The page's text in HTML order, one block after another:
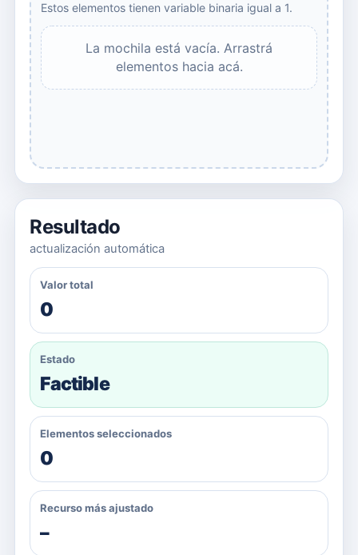
Estos elementos tienen variable binaria igual a 1.
La mochila está vacía. Arrastrá
elementos hacia acá.
Resultado
actualización automática
Valor total
0
Estado
Factible
Elementos seleccionados
0
Recurso más ajustado
–